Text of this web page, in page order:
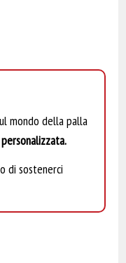
mondo della palla
di sostenerci